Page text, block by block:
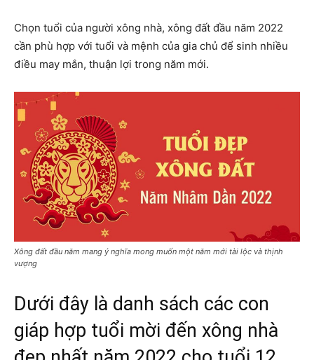
Chọn tuổi của người xông nhà, xông đất đầu năm 2022
cần phù hợp với tuổi và mệnh của gia chủ để sinh nhiều
điều may mắn, thuận lợi trong năm mới.
Xông đất đầu năm mang ý nghĩa mong muốn một năm mới tài lộc và thịnh
vượng
Dưới đây là danh sách các con
giáp hợp tuổi mời đến xông nhà